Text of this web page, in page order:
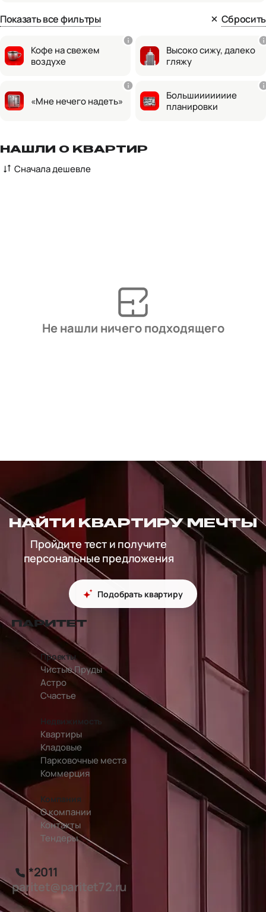
Показать все фильтры Сбросить
Кофе на свежем
воздухе
Высоко сижу, далеко
гляжу
«Мне нечего надеть»
Большииииииие
планировки
НАШЛИ 0 КВАРТИР
Сначала дешевле
Не нашли ничего подходящего
НАЙТИ КВАРТИРУ МЕЧТЫ
Пройдите тест и получите
персональные предложения
Подобрать квартиру
перейти на главную страницу
Проекты
Чистые Пруды
Астро
Счастье
Недвижимость
Квартиры
Кладовые
Парковочные места
Коммерция
Компания
О компании
Контакты
Тендеры
*2011
paritet@paritet72.ru